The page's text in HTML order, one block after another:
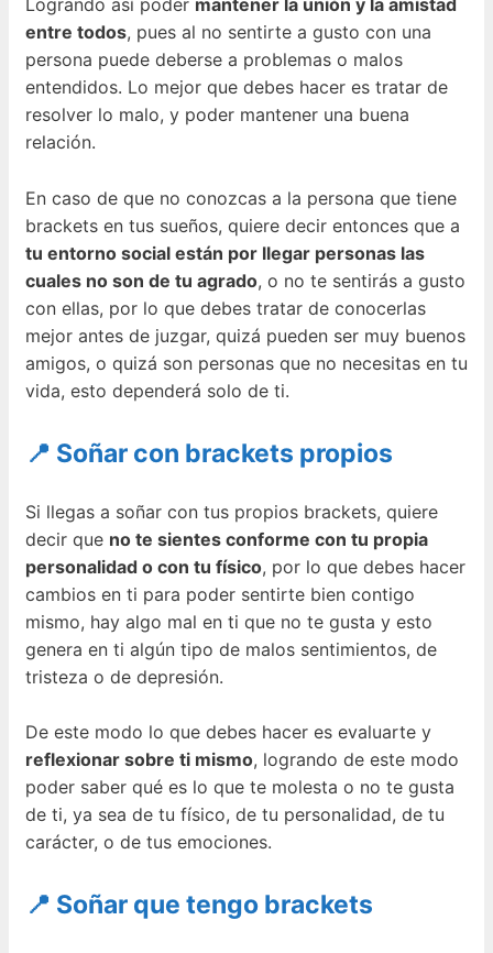
Logrando así poder mantener la unión y la amistad
entre todos, pues al no sentirte a gusto con una
persona puede deberse a problemas o malos
entendidos. Lo mejor que debes hacer es tratar de
resolver lo malo, y poder mantener una buena
relación.
En caso de que no conozcas a la persona que tiene
brackets en tus sueños, quiere decir entonces que a
tu entorno social están por llegar personas las
cuales no son de tu agrado, o no te sentirás a gusto
con ellas, por lo que debes tratar de conocerlas
mejor antes de juzgar, quizá pueden ser muy buenos
amigos, o quizá son personas que no necesitas en tu
vida, esto dependerá solo de ti.
📍 Soñar con brackets propios
Si llegas a soñar con tus propios brackets, quiere
decir que no te sientes conforme con tu propia
personalidad o con tu físico, por lo que debes hacer
cambios en ti para poder sentirte bien contigo
mismo, hay algo mal en ti que no te gusta y esto
genera en ti algún tipo de malos sentimientos, de
tristeza o de depresión.
De este modo lo que debes hacer es evaluarte y
reflexionar sobre ti mismo, logrando de este modo
poder saber qué es lo que te molesta o no te gusta
de ti, ya sea de tu físico, de tu personalidad, de tu
carácter, o de tus emociones.
📍 Soñar que tengo brackets